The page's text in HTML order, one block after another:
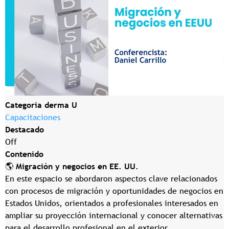
Categoria derma U
Capacitaciones
Destacado
Off
Contenido
🌎 Migración y negocios en EE. UU.
En este espacio se abordaron aspectos clave relacionados
con procesos de migración y oportunidades de negocios en
Estados Unidos, orientados a profesionales interesados en
ampliar su proyección internacional y conocer alternativas